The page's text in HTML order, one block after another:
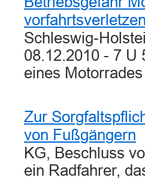
Schleswig-
08.12.2010 - 7 U
eines
Zur
von Fußgängern
KG, Beschluss
ein Radfahrer,